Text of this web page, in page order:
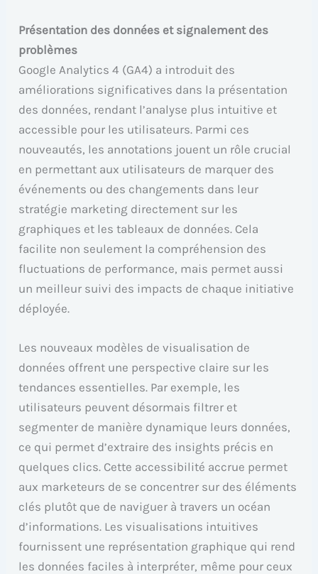
Présentation des données et signalement des
problèmes
Google Analytics 4 (GA4) a introduit des
améliorations significatives dans la présentation
des données, rendant l’analyse plus intuitive et
accessible pour les utilisateurs. Parmi ces
nouveautés, les annotations jouent un rôle crucial
en permettant aux utilisateurs de marquer des
événements ou des changements dans leur
stratégie marketing directement sur les
graphiques et les tableaux de données. Cela
facilite non seulement la compréhension des
fluctuations de performance, mais permet aussi
un meilleur suivi des impacts de chaque initiative
déployée.
Les nouveaux modèles de visualisation de
données offrent une perspective claire sur les
tendances essentielles. Par exemple, les
utilisateurs peuvent désormais filtrer et
segmenter de manière dynamique leurs données,
ce qui permet d’extraire des insights précis en
quelques clics. Cette accessibilité accrue permet
aux marketeurs de se concentrer sur des éléments
clés plutôt que de naviguer à travers un océan
d’informations. Les visualisations intuitives
fournissent une représentation graphique qui rend
les données faciles à interpréter, même pour ceux